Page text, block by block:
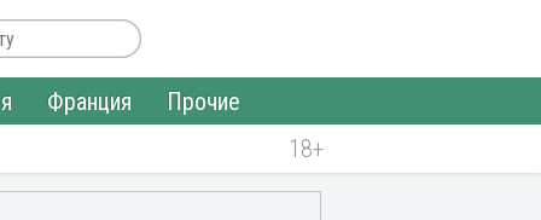
Франция Прочие